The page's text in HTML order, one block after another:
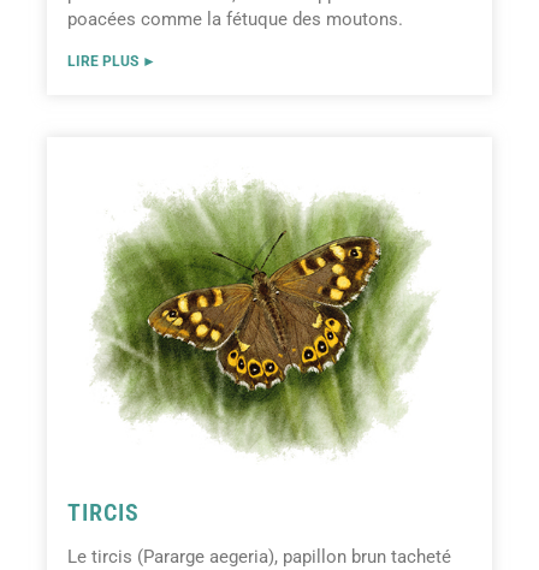
poacées comme la fétuque des moutons.
LIRE PLUS ►
TIRCIS
Le tircis (Pararge aegeria), papillon brun tacheté